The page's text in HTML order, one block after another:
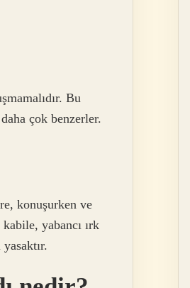
Bu
çok benzerler.
konuşurken ve
yabancı ırk